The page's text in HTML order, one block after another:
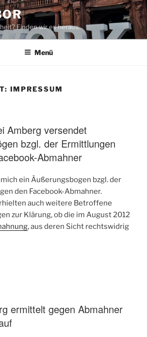
Finden wir es heraus.
Menü
IMPRESSUM
Amberg versendet
bzgl. der Ermittlungen
Abmahner
ein Äußerungsbogen bzgl. der
den Facebook-Abmahner.
auch weitere Betroffene
zur Klärung, ob die im August 2012
, aus deren Sicht rechtswidrig
ermittelt gegen Abmahner